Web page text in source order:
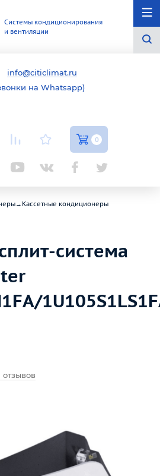
Системы кондиционирования
и вентиляции
info@citiclimat.ru
на Whatsapp)
0
→ Кассетные кондиционеры
система
отзывов